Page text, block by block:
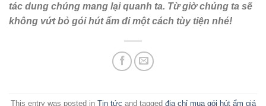
tác dung chúng mang lại quanh ta. Từ giờ chúng ta sẽ
không vứt bỏ gói hút ẩm đi một cách tùy tiện nhé!
This entry was posted in Tin tức and tagged địa chỉ mua gói hút ẩm giá